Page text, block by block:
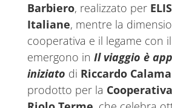
Barbiero, realizzato per
Italiane, mentre la
cooperativa e il legame con
emergono in Il viaggio è
iniziato di Riccardo
prodotto per la